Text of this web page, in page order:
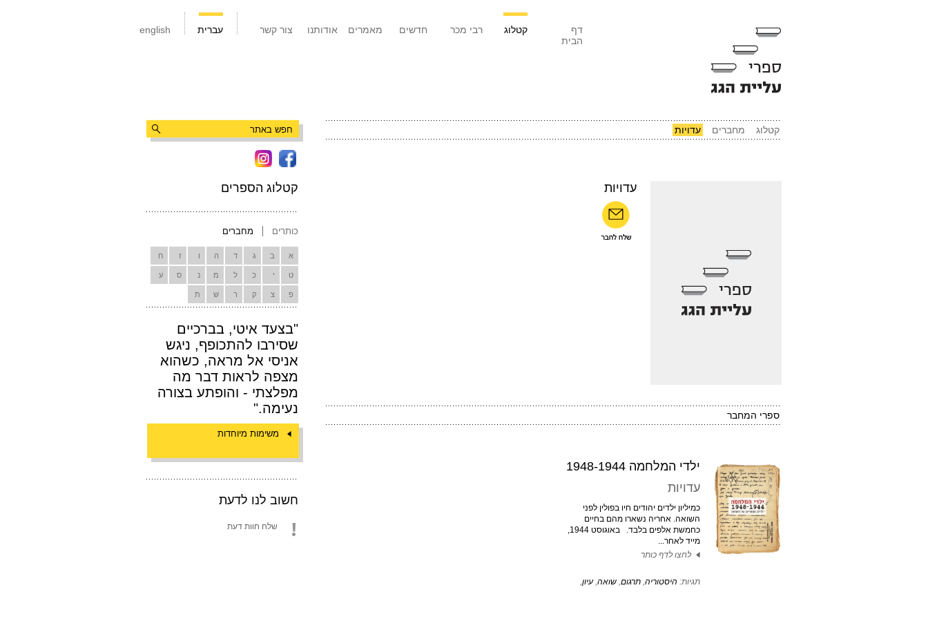
english עברית צור קשר אודותנו מאמרים חדשים רבי מכר קטלוג
דף
הבית
קטלוג הספרים
כותרים מחברים
א ב ג ד ה ו ז ח
ט י כ ל מ נ ס ע
פ צ ק ר ש ת
"בצעד איטי, בברכיים
שסירבו להתכופף, ניגש
אניסי אל מראה, כשהוא
מצפה לראות דבר מה
מפלצתי - והופתע בצורה
נעימה."
משימות מיוחדות
חשוב לנו לדעת
שלח חוות דעת
קטלוג מחברים עדויות
עדויות
ספרי המחבר
ילדי המלחמה 1948-1944
עדויות
כמיליון ילדים יהודים חיו בפולין לפני
השואה. אחריה נשארו מהם בחיים
כחמשת אלפים בלבד. באוגוסט 1944,
מייד לאחר...
לחצו לדף כותר
תגיות: היסטוריה, תרגום, שואה, עיון,